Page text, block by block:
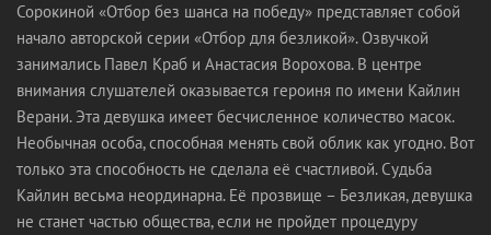
Сорокиной «Отбор без шанса на победу» представляет собой
начало авторской серии «Отбор для безликой». Озвучкой
занимались Павел Краб и Анастасия Ворохова. В центре
внимания слушателей оказывается героиня по имени Кайлин
Верани. Эта девушка имеет бесчисленное количество масок.
Необычная особа, способная менять свой облик как угодно. Вот
только эта способность не сделала её счастливой. Судьба
Кайлин весьма неординарна. Её прозвище – Безликая, девушка
не станет частью общества, если не пройдет процедуру